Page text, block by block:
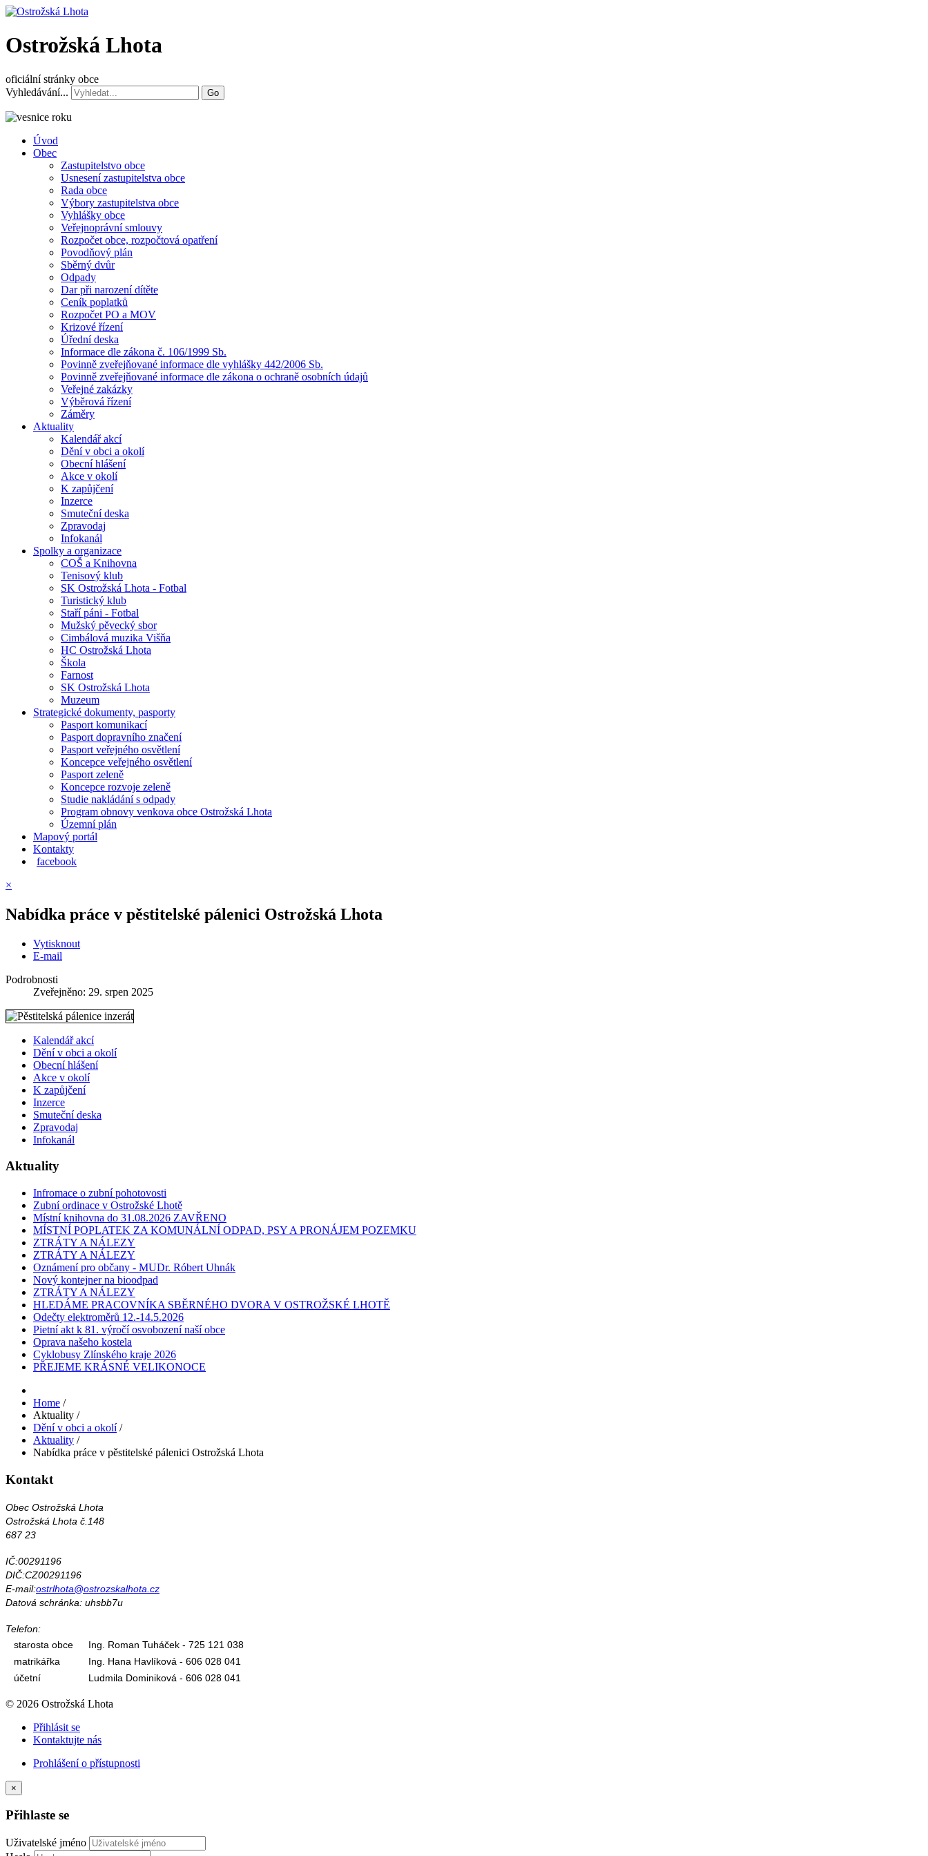
Ostrožská Lhota
oficiální stránky obce
Vyhledávání...
Go
Úvod
Obec
Zastupitelstvo obce
Usnesení zastupitelstva obce
Rada obce
Výbory zastupitelstva obce
Vyhlášky obce
Veřejnoprávní smlouvy
Rozpočet obce, rozpočtová opatření
Povodňový plán
Sběrný dvůr
Odpady
Dar při narození dítěte
Ceník poplatků
Rozpočet PO a MOV
Krizové řízení
Úřední deska
Informace dle zákona č. 106/1999 Sb.
Povinně zveřejňované informace dle vyhlášky 442/2006 Sb.
Povinně zveřejňované informace dle zákona o ochraně osobních údajů
Veřejné zakázky
Výběrová řízení
Záměry
Aktuality
Kalendář akcí
Dění v obci a okolí
Obecní hlášení
Akce v okolí
K zapůjčení
Inzerce
Smuteční deska
Zpravodaj
Infokanál
Spolky a organizace
COŠ a Knihovna
Tenisový klub
SK Ostrožská Lhota - Fotbal
Turistický klub
Staří páni - Fotbal
Mužský pěvecký sbor
Cimbálová muzika Višňa
HC Ostrožská Lhota
Škola
Farnost
SK Ostrožská Lhota
Muzeum
Strategické dokumenty, pasporty
Pasport komunikací
Pasport dopravního značení
Pasport veřejného osvětlení
Koncepce veřejného osvětlení
Pasport zeleně
Koncepce rozvoje zeleně
Studie nakládání s odpady
Program obnovy venkova obce Ostrožská Lhota
Územní plán
Mapový portál
Kontakty
facebook
×
Nabídka práce v pěstitelské pálenici Ostrožská Lhota
Vytisknout
E-mail
Podrobnosti
Zveřejněno: 29. srpen 2025
Kalendář akcí
Dění v obci a okolí
Obecní hlášení
Akce v okolí
K zapůjčení
Inzerce
Smuteční deska
Zpravodaj
Infokanál
Aktuality
Infromace o zubní pohotovosti
Zubní ordinace v Ostrožské Lhotě
Místní knihovna do 31.08.2026 ZAVŘENO
MÍSTNÍ POPLATEK ZA KOMUNÁLNÍ ODPAD, PSY A PRONÁJEM POZEMKU
ZTRÁTY A NÁLEZY
ZTRÁTY A NÁLEZY
Oznámení pro občany - MUDr. Róbert Uhnák
Nový kontejner na bioodpad
ZTRÁTY A NÁLEZY
HLEDÁME PRACOVNÍKA SBĚRNÉHO DVORA V OSTROŽSKÉ LHOTĚ
Odečty elektroměrů 12.-14.5.2026
Pietní akt k 81. výročí osvobození naší obce
Oprava našeho kostela
Cyklobusy Zlínského kraje 2026
PŘEJEME KRÁSNÉ VELIKONOCE
Home /
Aktuality /
Dění v obci a okolí /
Aktuality /
Nabídka práce v pěstitelské pálenici Ostrožská Lhota
Kontakt
Obec Ostrožská Lhota
Ostrožská Lhota č.148
687 23
IČ:00291196
DIČ:CZ00291196
E-mail:ostrlhota@ostrozskalhota.cz
Datová schránka: uhsbb7u
Telefon:
starosta obce
Ing. Roman Tuháček - 725 121 038
matrikářka
Ing. Hana Havlíková - 606 028 041
účetní
Ludmila Dominiková - 606 028 041
© 2026 Ostrožská Lhota
Přihlásit se
Kontaktujte nás
Prohlášení o přístupnosti
×
Přihlaste se
Uživatelské jméno